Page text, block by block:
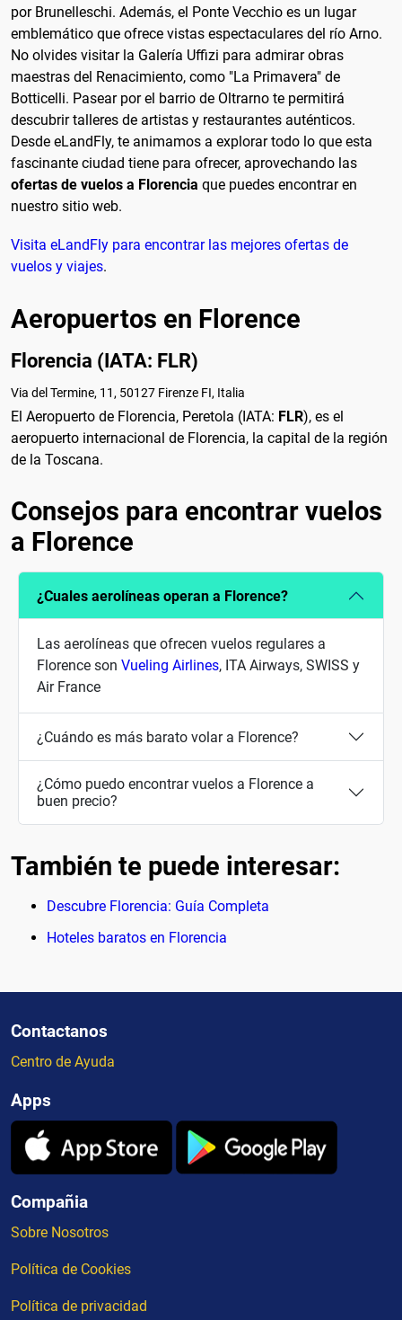
por Brunelleschi. Además, el Ponte Vecchio es un lugar
emblemático que ofrece vistas espectaculares del río Arno.
No olvides visitar la Galería Uffizi para admirar obras
maestras del Renacimiento, como "La Primavera" de
Botticelli. Pasear por el barrio de Oltrarno te permitirá
descubrir talleres de artistas y restaurantes auténticos.
Desde eLandFly, te animamos a explorar todo lo que esta
fascinante ciudad tiene para ofrecer, aprovechando las
ofertas de vuelos a Florencia que puedes encontrar en
nuestro sitio web.
Visita eLandFly para encontrar las mejores ofertas de
vuelos y viajes.
Aeropuertos en Florence
Florencia (IATA: FLR)
Via del Termine, 11, 50127 Firenze FI, Italia
El Aeropuerto de Florencia, Peretola (IATA: FLR), es el
aeropuerto internacional de Florencia, la capital de la región
de la Toscana.
Consejos para encontrar vuelos
a Florence
¿Cuales aerolíneas operan a Florence?
Las aerolíneas que ofrecen vuelos regulares a
Florence son Vueling Airlines, ITA Airways, SWISS y
Air France
¿Cuándo es más barato volar a Florence?
¿Cómo puedo encontrar vuelos a Florence a
buen precio?
También te puede interesar:
Descubre Florencia: Guía Completa
Hoteles baratos en Florencia
Contactanos
Centro de Ayuda
Apps
Compañia
Sobre Nosotros
Política de Cookies
Política de privacidad